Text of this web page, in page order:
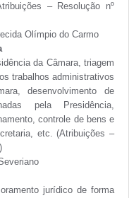
– Resolução nº
Olímpio do Carmo
da Câmara, triagem
trabalhos administrativos
desenvolvimento de
pela Presidência,
controle de bens e
etc. (Atribuições –
jurídico de forma